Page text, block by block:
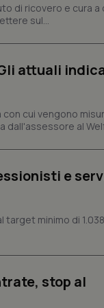
di ricovero e cura a
sul...
attuali
cui vengono
dall'assessore al
e
target minimo di
stop al
di Cookie-Script.com
il sistema di tracking
cookie è impostato
nome di cookie è
Analytics, che è un
del servizio di
utenti unici
È incluso in ogni
e utilizzato per calcolare i
PHP. Si tratta di un
utilizzato per
può essere specifico
utente tra le pagine.